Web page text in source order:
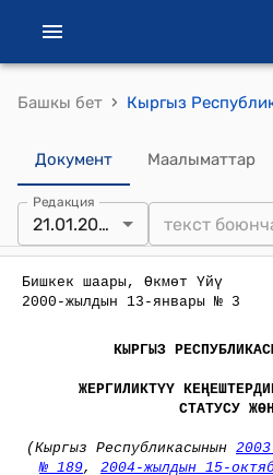
Башкы бет ›
Документ Маалыматтар
Редакция
21.01.2025